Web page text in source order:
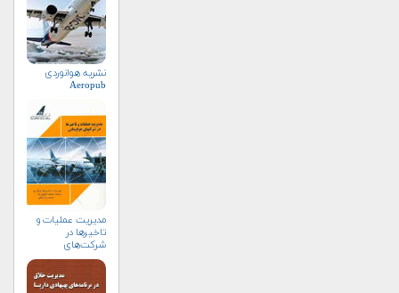
نشریه هوانوردی
Aeropub
مدیریت عملیات و
تاخیرها در
شرکت‌های
هواپیمایی